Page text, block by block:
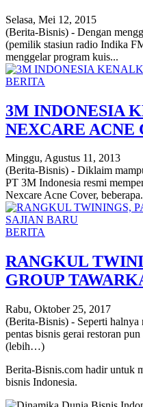
Selasa, Mei 12, 2015
(Berita-Bisnis) - Dengan
(pemilik stasiun radio Indika
menggelar program kuis...
BERITA
3M INDONESIA
NEXCARE ACNE
Minggu, Agustus 11, 2013
(Berita-Bisnis) - Diklaim
PT 3M Indonesia resmi
Nexcare Acne Cover,
BERITA
RANGKUL
GROUP
Rabu, Oktober 25, 2017
(Berita-Bisnis) - Seperti halnya
pentas bisnis gerai restoran
(lebih…)
Berita-Bisnis.com hadir untuk
bisnis Indonesia.